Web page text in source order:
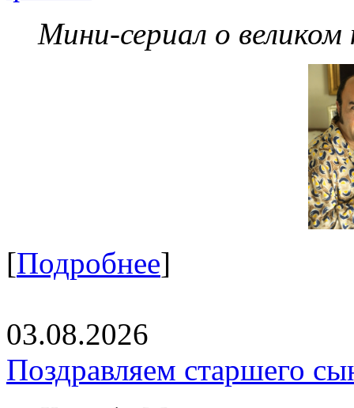
Мини-сериал о великом
[Подробнее]
03.08.2026
Поздравляем старшего